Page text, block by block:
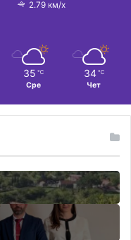
2.79 км/х
35 ℃
Сре
34 ℃
Чет